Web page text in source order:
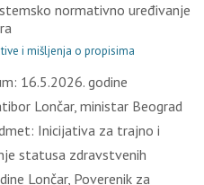
normativno uređivanje
i mišljenja o propisima
16.5.2026. godine
Lončar, ministar Beograd
Inicijativa za trajno i
statusa zdravstvenih
Lončar, Poverenik za